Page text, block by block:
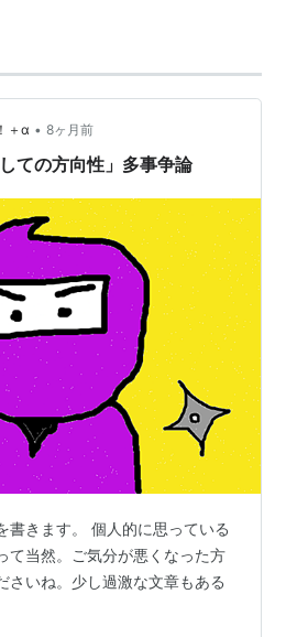
ヴァージョン
ティスト:ゲームミュージック,菊
版社/メーカー: NTT出版
日:2004/10/01
件) を見る
＋α • 8ヶ月前
ての方向性」多事争論
書きます。 個人的に思っている
て当然。ご気分が悪くなった方
さいね。少し過激な文章もある